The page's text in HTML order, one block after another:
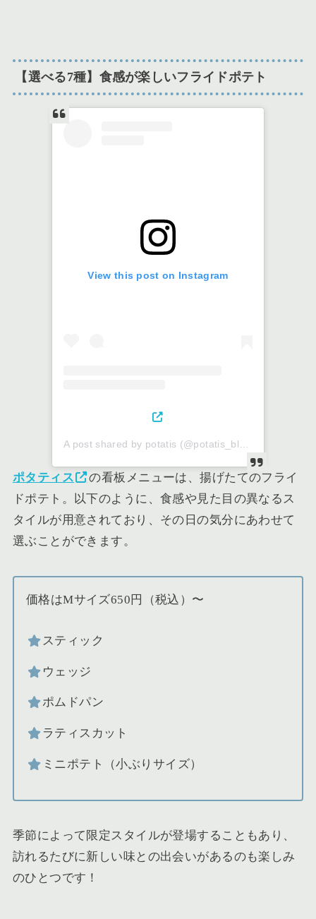
【選べる7種】食感が楽しいフライドポテト
View this post on Instagram
ポタティス
の看板メニューは、揚げたてのフライ
ドポテト。以下のように、食感や見た目の異なるス
タイルが用意されており、その日の気分にあわせて
選ぶことができます。
価格はMサイズ650円（税込）〜
スティック
ウェッジ
ポムドパン
ラティスカット
ミニポテト（小ぶりサイズ）
季節によって限定スタイルが登場することもあり、
訪れるたびに新しい味との出会いがあるのも楽しみ
のひとつです！